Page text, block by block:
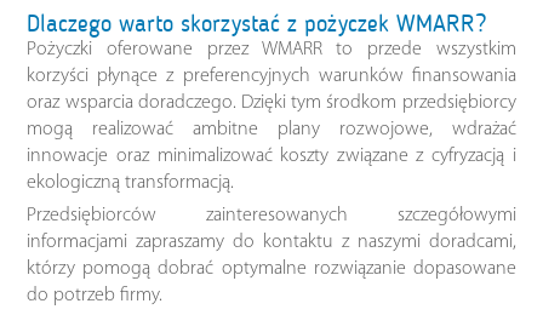
Dlaczego warto skorzystać z pożyczek WMARR?
Pożyczki oferowane przez WMARR to przede wszystkim
korzyści płynące z preferencyjnych warunków finansowania
oraz wsparcia doradczego. Dzięki tym środkom przedsiębiorcy
mogą realizować ambitne plany rozwojowe, wdrażać
innowacje oraz minimalizować koszty związane z cyfryzacją i
ekologiczną transformacją.
Przedsiębiorców zainteresowanych szczegółowymi
informacjami zapraszamy do kontaktu z naszymi doradcami,
którzy pomogą dobrać optymalne rozwiązanie dopasowane
do potrzeb firmy.